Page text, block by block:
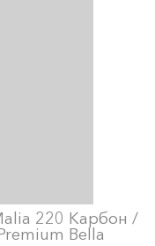
220 Карбон /
Bella